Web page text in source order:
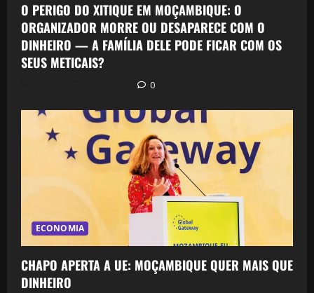
O PERIGO DO XITIQUE EM MOÇAMBIQUE: O
ORGANIZADOR MORRE OU DESAPARECE COM O
DINHEIRO — A FAMÍLIA DELE PODE FICAR COM OS
SEUS METICAIS?
0
ECONOMIA
CHAPO APERTA A UE: MOÇAMBIQUE QUER MAIS QUE
DINHEIRO